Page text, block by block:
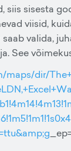
siis sisesta
viisid,
valida,
See
dir/